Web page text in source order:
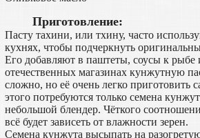
Приготовление:
Пасту тахини, или тхину, часто
кухнях, чтобы подчеркнуть
Его добавляют в паштеты, соусы к рыбе
отечественных магазинах кунжутную
сложно, но её очень легко приготовить
этого потребуются только семена
небольшой блендер. Чёткого
всё будет зависеть от влажности зерен.
Семена кунжута высыпать на